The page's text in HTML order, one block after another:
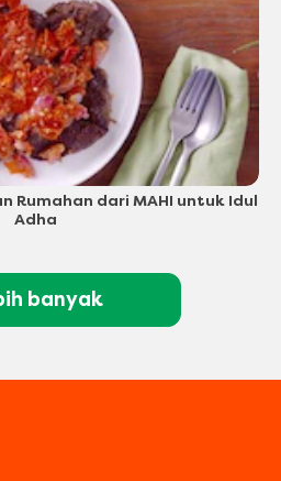
Rumahan dari MAHI untuk Idul
Adha
banyak